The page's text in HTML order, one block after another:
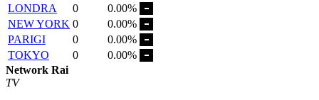
LONDRA
0
0.00%
NEW YORK 0
0.00%
PARIGI
0
0.00%
TOKYO
0
0.00%
Network Rai
TV